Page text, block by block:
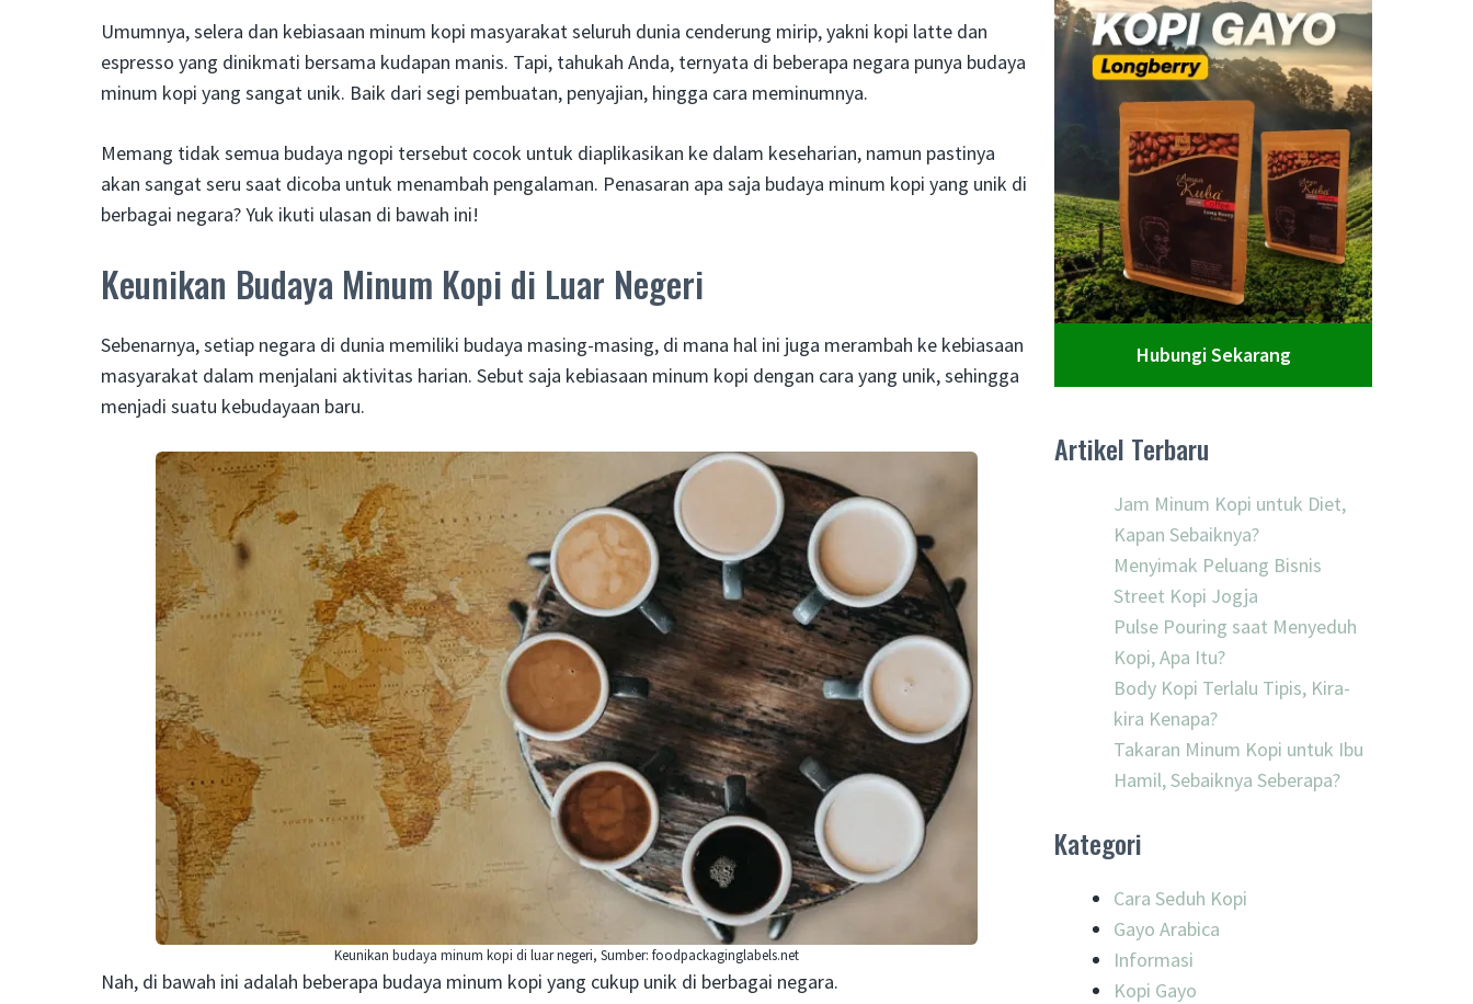
Umumnya, selera dan kebiasaan minum kopi masyarakat seluruh dunia cenderung mirip, yakni kopi latte dan
espresso yang dinikmati bersama kudapan manis. Tapi, tahukah Anda, ternyata di beberapa negara punya budaya
minum kopi yang sangat unik. Baik dari segi pembuatan, penyajian, hingga cara meminumnya.
Memang tidak semua budaya ngopi tersebut cocok untuk diaplikasikan ke dalam keseharian, namun pastinya
akan sangat seru saat dicoba untuk menambah pengalaman. Penasaran apa saja budaya minum kopi yang unik di
berbagai negara? Yuk ikuti ulasan di bawah ini!
Keunikan Budaya Minum Kopi di Luar Negeri
Sebenarnya, setiap negara di dunia memiliki budaya masing-masing, di mana hal ini juga merambah ke kebiasaan
masyarakat dalam menjalani aktivitas harian. Sebut saja kebiasaan minum kopi dengan cara yang unik, sehingga
menjadi suatu kebudayaan baru.
Keunikan budaya minum kopi di luar negeri, Sumber: foodpackaginglabels.net
Nah, di bawah ini adalah beberapa budaya minum kopi yang cukup unik di berbagai negara.
Hubungi Sekarang
Artikel Terbaru
Jam Minum Kopi untuk Diet,
Kapan Sebaiknya?
Menyimak Peluang Bisnis
Street Kopi Jogja
Pulse Pouring saat Menyeduh
Kopi, Apa Itu?
Body Kopi Terlalu Tipis, Kira-
kira Kenapa?
Takaran Minum Kopi untuk Ibu
Hamil, Sebaiknya Seberapa?
Kategori
Cara Seduh Kopi
Gayo Arabica
Informasi
Kopi Gayo